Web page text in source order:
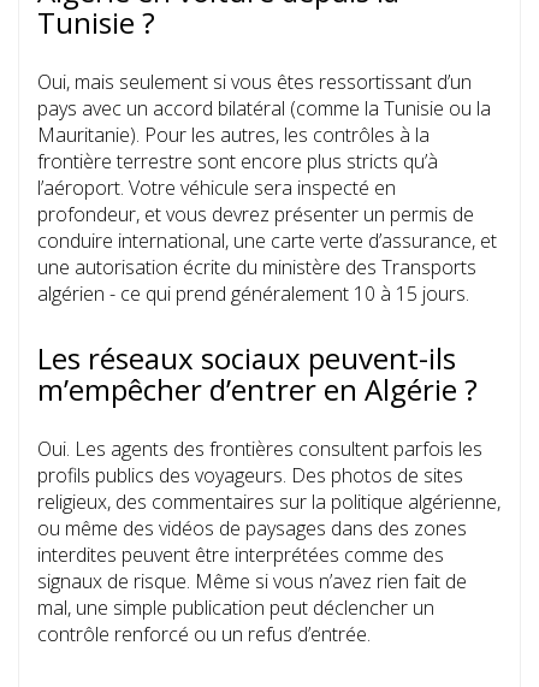
Tunisie ?
Oui, mais seulement si vous êtes ressortissant d’un
pays avec un accord bilatéral (comme la Tunisie ou la
Mauritanie). Pour les autres, les contrôles à la
frontière terrestre sont encore plus stricts qu’à
l’aéroport. Votre véhicule sera inspecté en
profondeur, et vous devrez présenter un permis de
conduire international, une carte verte d’assurance, et
une autorisation écrite du ministère des Transports
algérien - ce qui prend généralement 10 à 15 jours.
Les réseaux sociaux peuvent-ils
m’empêcher d’entrer en Algérie ?
Oui. Les agents des frontières consultent parfois les
profils publics des voyageurs. Des photos de sites
religieux, des commentaires sur la politique algérienne,
ou même des vidéos de paysages dans des zones
interdites peuvent être interprétées comme des
signaux de risque. Même si vous n’avez rien fait de
mal, une simple publication peut déclencher un
contrôle renforcé ou un refus d’entrée.